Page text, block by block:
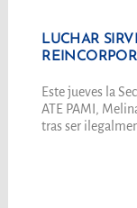
LUCHAR
Este jueves la
ATE PAMI,
tras ser